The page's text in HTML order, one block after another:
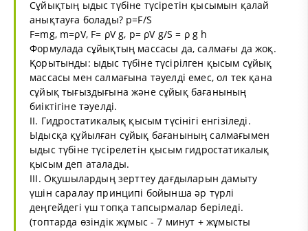
Сұйықтың ыдыс түбіне түсіретін қысымын қалай
анықтауға болады? p=F/S
F=mg, m=ρV, F= ρV g, p= ρV g/S = ρ g h
Формулада сұйықтың массасы да, салмағы да жоқ.
Қорытынды: ыдыс түбіне түсірілген қысым сұйық
массасы мен салмағына тәуелді емес, ол тек қана
сұйық тығыздығына және сұйық бағанының
биіктігіне тәуелді.
II. Гидростатикалық қысым түсінігі енгізіледі.
Ыдысқа құйылған сұйық бағанының салмағымен
ыдыс түбіне түсірелетін қысым гидростатикалық
қысым деп аталады.
III. Оқушылардың зерттеу дағдыларын дамыту
үшін саралау принципі бойынша әр түрлі
деңгейдегі үш топқа тапсырмалар беріледі.
(топтарда өзіндік жұмыс - 7 минут + жұмысты